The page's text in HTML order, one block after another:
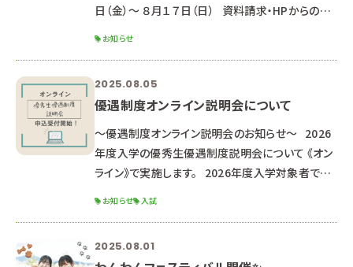
日（金）～ ８月１７日（日） 資料請求・HPからのお
ンパス申し込み LINEでのお問合せ・オープンキャン
パス申し込み 返信が遅くなる可能性もあります
が、ご了承ください。 夏休み中の８月２３日(土)に、
オー
お知らせ
2025.08.05
優遇制度オンライン説明会について
～優遇制度オンライン説明会のお知らせ～ 2026
年度入学の優秀生優遇制度説明会について 《オン
ライン》で実施します。 2026年度入学対象者で優
説明会内容■ 優秀生優遇制度（特待生・通学支援
お知らせ 入試
2025.08.01